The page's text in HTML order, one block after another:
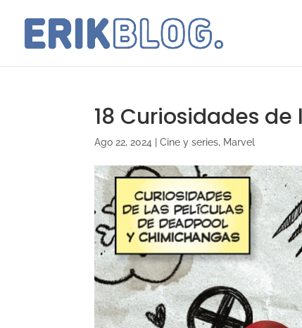
18 Curiosidades
Ago 22, 2024 |Cine y series, Marvel